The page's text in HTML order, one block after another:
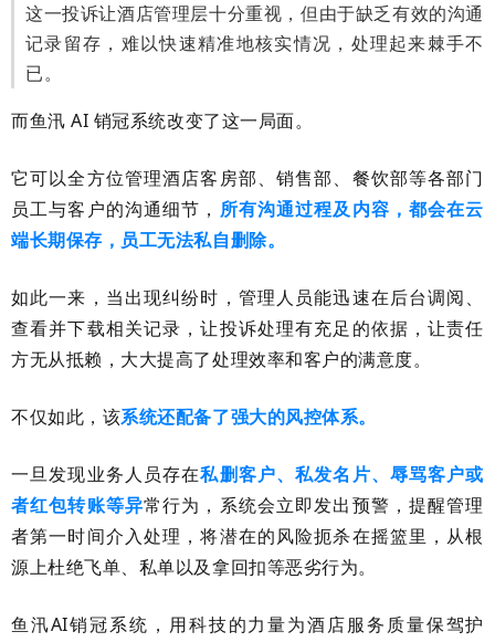
这一投诉让酒店管理层十分重视，但由于缺乏有效的沟通
记录留存，难以快速精准地核实情况，处理起来棘手不
已。
而鱼汛 AI 销冠系统改变了这一局面。
它可以全方位管理酒店客房部、销售部、餐饮部等各部门
员工与客户的沟通细节， 所有沟通过程及内容，都会在云
端长期保存，员工无法私自删除。
如此一来，当出现纠纷时，管理人员能迅速在后台调阅、
查看并下载相关记录，让投诉处理有充足的依据，让责任
方无从抵赖，大大提高了处理效率和客户的满意度。
不仅如此，该系统还配备了强大的风控体系。
一旦发现业务人员存在私删客户、私发名片、辱骂客户或
者红包转账等异常行为，系统会立即发出预警，提醒管理
者第一时间介入处理，将潜在的风险扼杀在摇篮里，从根
源上杜绝飞单、私单以及拿回扣等恶劣行为。
鱼汛AI销冠系统，用科技的力量为酒店服务质量保驾护